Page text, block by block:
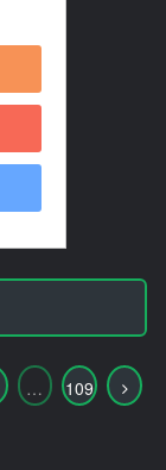
… 109
次